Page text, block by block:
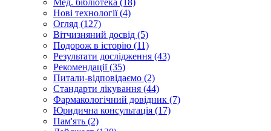
Мед. бібліотека (18)
Нові технології (4)
Огляд (127)
Вітчизняний досвід (5)
Подорож в історію (11)
Результати дослідження (43)
Рекомендації (35)
Питали-відповідаємо (2)
Стандарти лікування (44)
Фармакологічний довідник (7)
Юридична консультація (17)
Пам'ять (2)